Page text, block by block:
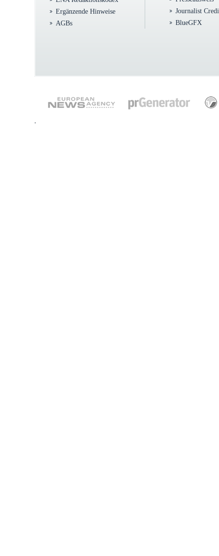
Ergänzende Hinweise
AGBs
Journalist
BlueGFX
.